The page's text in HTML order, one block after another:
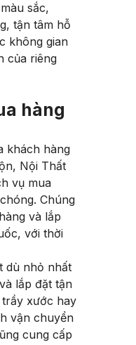
sắc,
tận tâm hỗ
không gian
của riêng
hàng
khách hàng
Nội Thất
vụ mua
Chúng
và lắp
với thời
dù nhỏ nhất
lắp đặt tận
xước hay
vận chuyển
cung cấp